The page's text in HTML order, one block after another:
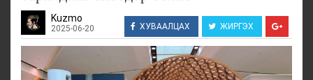
Kuzmo
2025-06-20 ХУВААЛЦАХ ЖИРГЭХ